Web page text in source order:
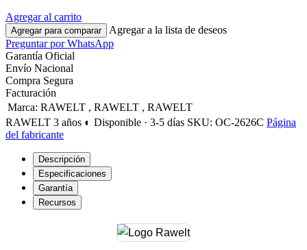
Agregar al carrito
Agregar para comparar
Agregar a la lista de deseos
Preguntar por WhatsApp
Garantía Oficial
Envío Nacional
Compra Segura
Facturación
Marca: RAWELT , RAWELT , RAWELT
RAWELT 3 años ◐ Disponible · 3-5 días SKU: OC-2626C Página
del fabricante
Descripción
Especificaciones
Garantía
Recursos